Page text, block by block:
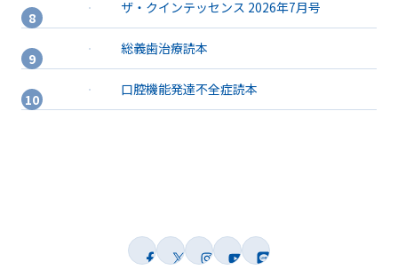
ザ・クインテッセンス 2026年7月号
総義歯治療読本
口腔機能発達不全症読本